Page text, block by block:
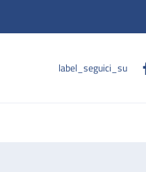
label_seguici_su